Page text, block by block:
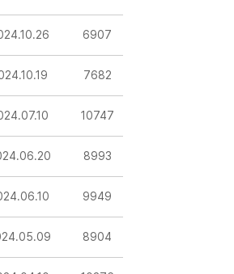
6907
7682
10747
8993
9949
8904